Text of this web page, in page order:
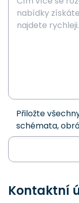
Přiložte
schémata,
Kontaktní